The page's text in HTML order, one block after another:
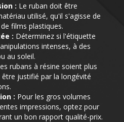
: Le ruban doit être
utilisé, qu'il s'agisse de
films plastiques.
: Déterminez si l'étiquette
intenses, à des
au soleil.
rubans à résine soient plus
justifié par la longévité
: Pour les gros volumes
impressions, optez pour
un bon rapport qualité-prix.